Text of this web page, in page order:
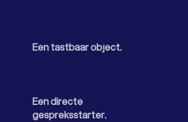
Een tastbaar object.
Een directe
gespreksstarter.